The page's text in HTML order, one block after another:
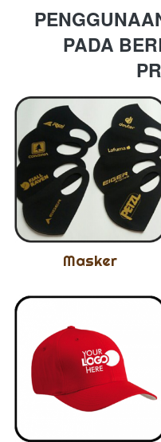
PADA
Masker